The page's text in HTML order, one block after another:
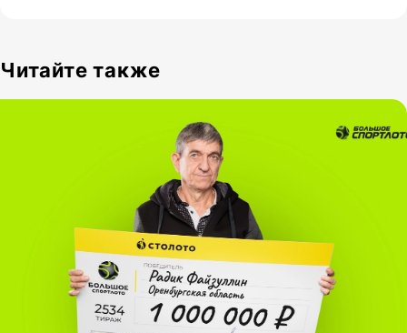
Читайте также